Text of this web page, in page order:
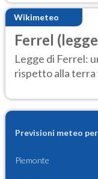
Wikimeteo
Ferrel
Legge di Ferrel:
rispetto alla terra
Previsioni meteo
Piemonte